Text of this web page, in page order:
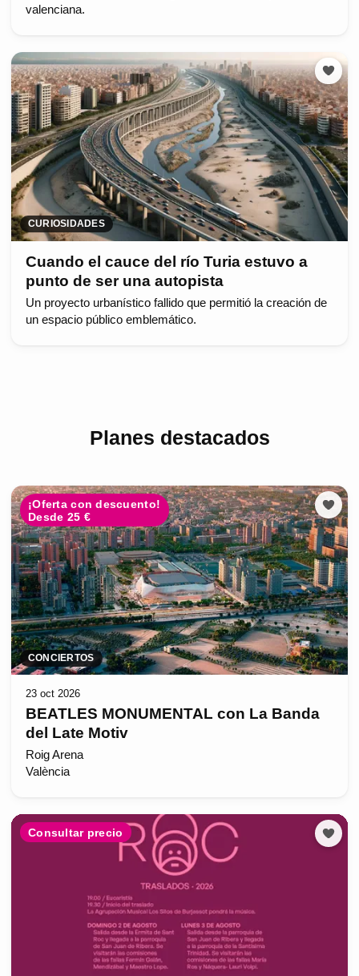
valenciana.
CURIOSIDADES
Cuando el cauce del río Turia estuvo a
punto de ser una autopista
Un proyecto urbanístico fallido que permitió la creación de
un espacio público emblemático.
Planes destacados
¡Oferta con descuento!
Desde 25 €
CONCIERTOS
23 oct 2026
BEATLES MONUMENTAL con La Banda
del Late Motiv
Roig Arena
València
Consultar precio